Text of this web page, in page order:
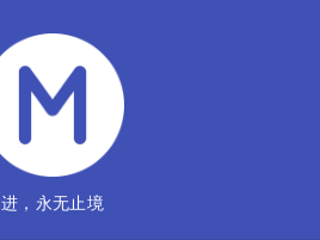
进，永无止境